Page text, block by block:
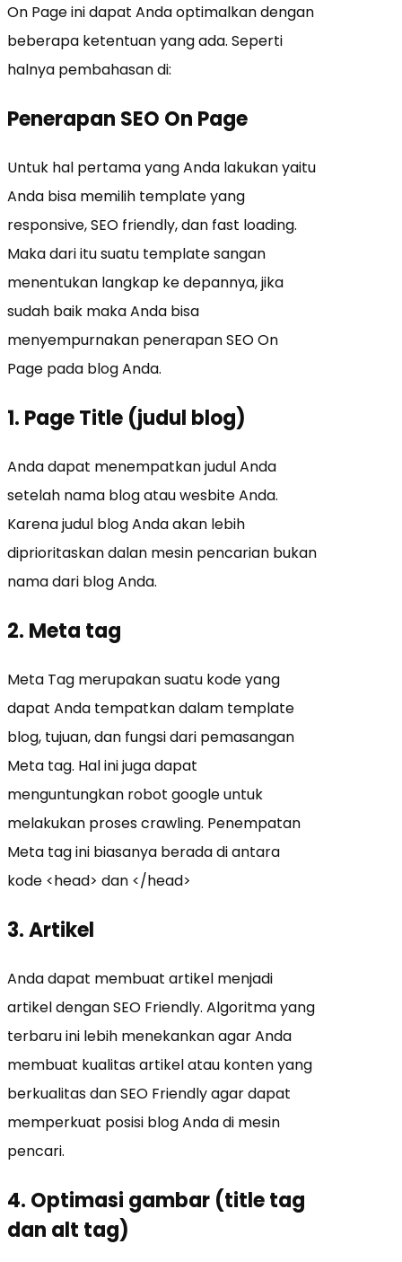
On Page ini dapat Anda optimalkan dengan
beberapa ketentuan yang ada. Seperti
halnya pembahasan di:
Penerapan SEO On Page
Untuk hal pertama yang Anda lakukan yaitu
Anda bisa memilih template yang
responsive, SEO friendly, dan fast loading.
Maka dari itu suatu template sangan
menentukan langkap ke depannya, jika
sudah baik maka Anda bisa
menyempurnakan penerapan SEO On
Page pada blog Anda.
1. Page Title (judul blog)
Anda dapat menempatkan judul Anda
setelah nama blog atau wesbite Anda.
Karena judul blog Anda akan lebih
diprioritaskan dalan mesin pencarian bukan
nama dari blog Anda.
2. Meta tag
Meta Tag merupakan suatu kode yang
dapat Anda tempatkan dalam template
blog, tujuan, dan fungsi dari pemasangan
Meta tag. Hal ini juga dapat
menguntungkan robot google untuk
melakukan proses crawling. Penempatan
Meta tag ini biasanya berada di antara
kode <head> dan </head>
3. Artikel
Anda dapat membuat artikel menjadi
artikel dengan SEO Friendly. Algoritma yang
terbaru ini lebih menekankan agar Anda
membuat kualitas artikel atau konten yang
berkualitas dan SEO Friendly agar dapat
memperkuat posisi blog Anda di mesin
pencari.
4. Optimasi gambar (title tag
dan alt tag)